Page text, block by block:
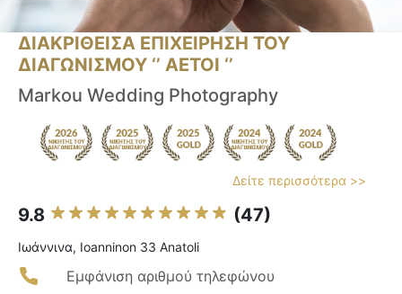
ΔΙΑΚΡΙΘΕΙΣΑ ΕΠΙΧΕΙΡΗΣΗ ΤΟΥ
ΔΙΑΓΩΝΙΣΜΟΥ ‘’ ΑΕΤΟΙ ‘’
Markou Wedding Photography
Δείτε περισσότερα >>
9.8 (47)
Ιωάννινα, Ioanninon 33 Anatoli
Εμφάνιση αριθμού τηλεφώνου